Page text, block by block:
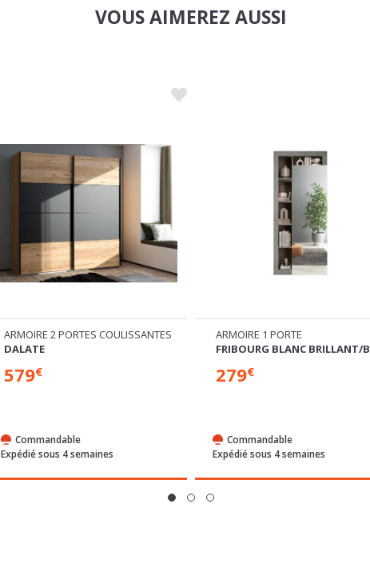
VOUS AIMEREZ AUSSI
ARMOIRE 2 PORTES COULISSANTES
DALATE
579€
Commandable
Expédié sous 4 semaines
ARMOIRE 1 PORTE
FRIBOURG BLANC BRILLANT/
279€
Commandable
Expédié sous 4 semaines